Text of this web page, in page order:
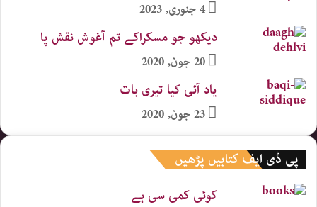
4 جنوری, 2023
دیکھو جو مسکراکے تم آغوش نقش پا
20 جون, 2020
یاد آئی کیا تیری بات
23 جون, 2020
پی ڈی ایف کتابیں پڑھیں
کوئی کمی سی ہے